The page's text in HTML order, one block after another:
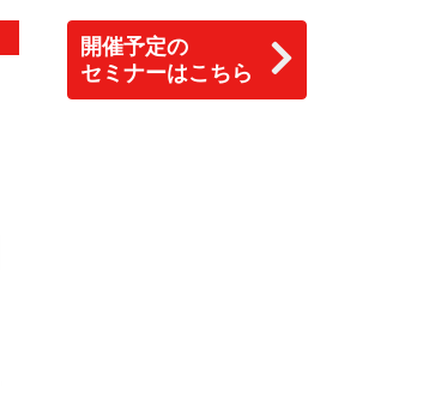
開催予定の
セミナーはこちら